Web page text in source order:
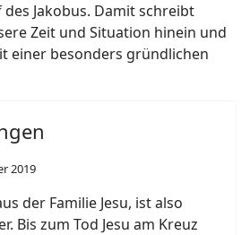
Jakobus. Damit schreibt
Zeit und Situation hinein und
einer besonders gründlichen
2019
der Familie Jesu, ist also
Bis zum Tod Jesu am Kreuz